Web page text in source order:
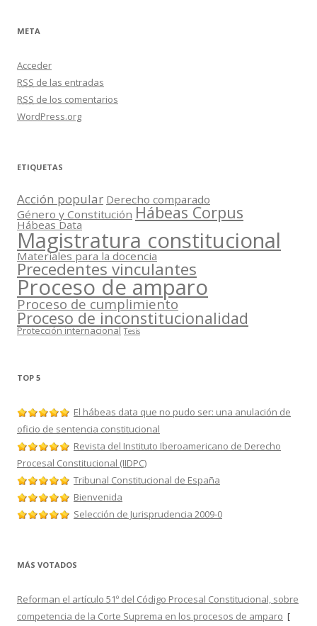
META
Acceder
RSS de las entradas
RSS de los comentarios
WordPress.org
ETIQUETAS
Acción popular Derecho comparado
Género y Constitución Hábeas Corpus
Hábeas Data
Magistratura constitucional
Materiales para la docencia
Precedentes vinculantes
Proceso de amparo
Proceso de cumplimiento
Proceso de inconstitucionalidad
Protección internacional Tesis
TOP 5
El hábeas data que no pudo ser: una anulación de
oficio de sentencia constitucional
Revista del Instituto Iberoamericano de Derecho
Procesal Constitucional (IIDPC)
Tribunal Constitucional de España
Bienvenida
Selección de Jurisprudencia 2009-0
MÁS VOTADOS
Reforman el artículo 51º del Código Procesal Constitucional, sobre
competencia de la Corte Suprema en los procesos de amparo [